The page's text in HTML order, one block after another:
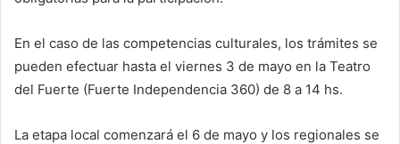
En el caso de las competencias culturales, los trámites se
pueden efectuar hasta el viernes 3 de mayo en la Teatro
del Fuerte (Fuerte Independencia 360) de 8 a 14 hs.
La etapa local comenzará el 6 de mayo y los regionales se